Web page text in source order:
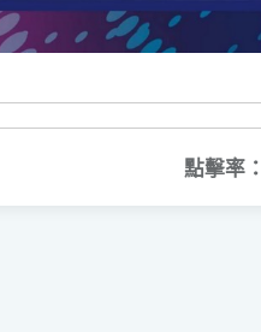
點擊率：